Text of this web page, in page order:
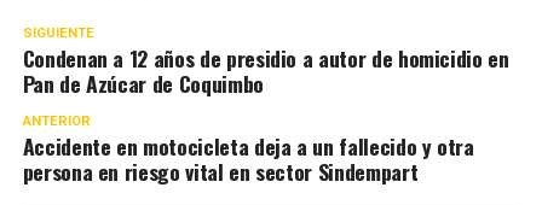
SIGUIENTE
Condenan a 12 años de presidio a autor de homicidio en
Pan de Azúcar de Coquimbo
ANTERIOR
Accidente en motocicleta deja a un fallecido y otra
persona en riesgo vital en sector Sindempart